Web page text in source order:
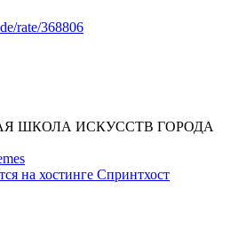
rate/368806
ШКОЛА ИСКУССТВ ГОРОДА
на хостинге Спринтхост